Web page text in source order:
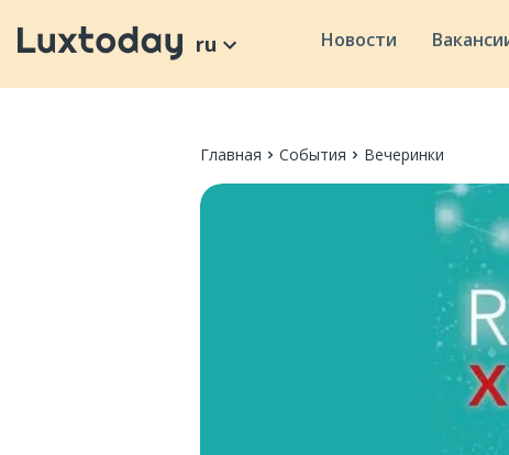
ru Новости
Главная События Вечеринки